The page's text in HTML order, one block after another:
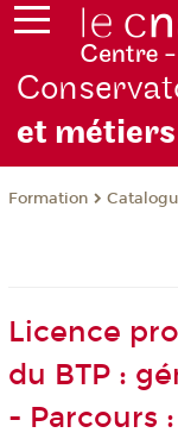
et métiers
Formation
Licence
du BTP :
- Parcours